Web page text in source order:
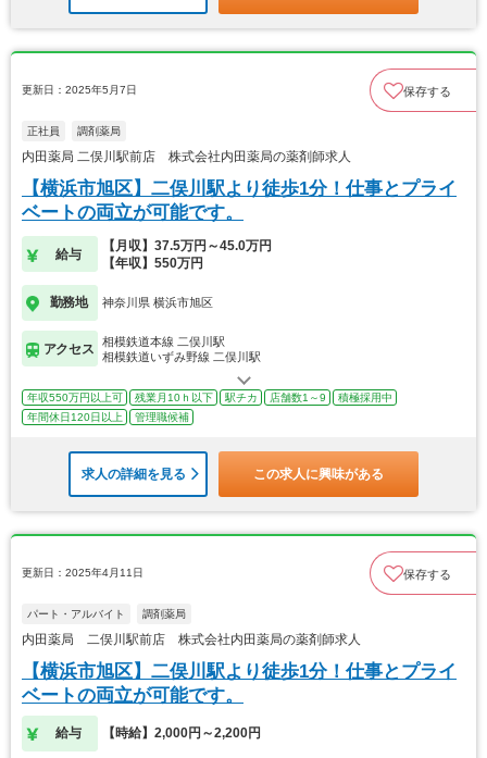
更新日：2025年5月7日 保存する
正社員 調剤薬局
内田薬局 二俣川駅前店 株式会社内田薬局の薬剤師求人
【横浜市旭区】二俣川駅より徒歩1分！仕事とプライ
ベートの両立が可能です。
給与
【月収】37.5万円～45.0万円
【年収】550万円
勤務地 神奈川県 横浜市旭区
アクセス
相模鉄道本線 二俣川駅
相模鉄道いずみ野線 二俣川駅
年収550万円以上可 残業月10ｈ以下 駅チカ 店舗数1～9
積極採用中
年間休日120日以上
管理職候補
求人の詳細を見る この求人に興味がある
更新日：2025年4月11日 保存する
パート・アルバイト 調剤薬局
内田薬局 二俣川駅前店 株式会社内田薬局の薬剤師求人
【横浜市旭区】二俣川駅より徒歩1分！仕事とプライ
ベートの両立が可能です。
給与 【時給】2,000円～2,200円